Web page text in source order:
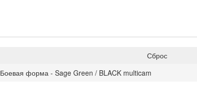
Сброс
Боевая форма - Sage Green / BLACK multicam